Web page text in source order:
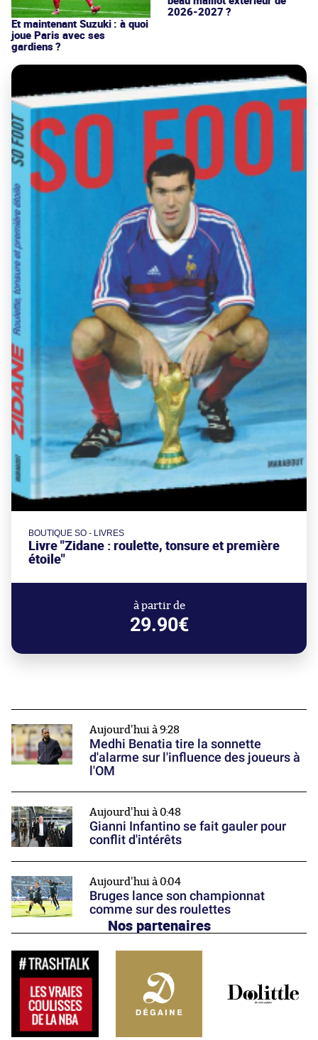
Et maintenant Suzuki : à quoi
joue Paris avec ses
gardiens ?
2026-2027 ?
BOUTIQUE SO - LIVRES
Livre "Zidane : roulette, tonsure et première
étoile"
à partir de
29.90€
Aujourd'hui à 9:28
Medhi Benatia tire la sonnette
d'alarme sur l'influence des joueurs à
l'OM
Aujourd'hui à 0:48
Gianni Infantino se fait gauler pour
conflit d'intérêts
Aujourd'hui à 0:04
Bruges lance son championnat
comme sur des roulettes
Nos partenaires